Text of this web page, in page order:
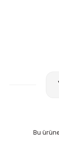
Bu